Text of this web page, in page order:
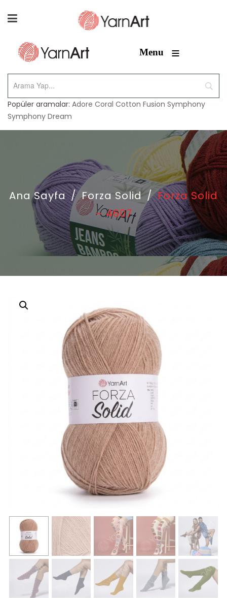
Menu ≡
Popüler aramalar: Adore Coral Cotton Fusion Symphony
Symphony Dream
Ana Sayfa / Forza Solid / Forza Solid
– 4607